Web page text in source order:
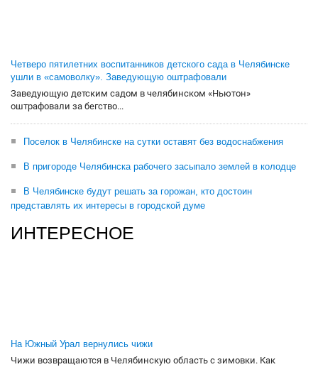
Четверо пятилетних воспитанников детского сада в Челябинске
ушли в «самоволку». Заведующую оштрафовали
Заведующую детским садом в челябинском «Ньютон»
оштрафовали за бегство...
Поселок в Челябинске на сутки оставят без водоснабжения
В пригороде Челябинска рабочего засыпало землей в колодце
В Челябинске будут решать за горожан, кто достоин
представлять их интересы в городской думе
ИНТЕРЕСНОЕ
На Южный Урал вернулись чижи
Чижи возвращаются в Челябинскую область с зимовки. Как